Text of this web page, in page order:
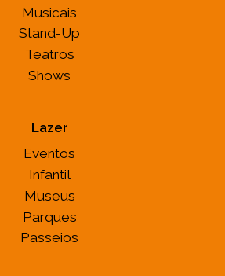
Musicais
Stand-Up
Teatros
Shows
Lazer
Eventos
Infantil
Museus
Parques
Passeios